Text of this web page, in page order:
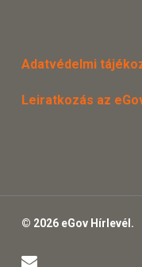
Adatvédelmi
Leiratkozás az
© 2026 eGov Hírlevél.
email